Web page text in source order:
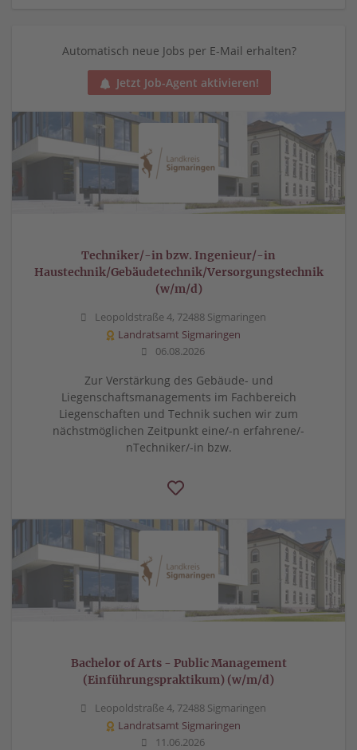
Automatisch neue Jobs per E-Mail erhalten?
Jetzt Job-Agent aktivieren!
Techniker/-in bzw. Ingenieur/-in
Haustechnik/Gebäudetechnik/Versorgungstechnik
(w/m/d)
Leopoldstraße 4, 72488 Sigmaringen
Landratsamt Sigmaringen
06.08.2026
Zur Verstärkung des Gebäude- und
Liegenschaftsmanagements im Fachbereich
Liegenschaften und Technik suchen wir zum
nächstmöglichen Zeitpunkt eine/-n erfahrene/-
nTechniker/-in bzw.
Bachelor of Arts - Public Management
(Einführungspraktikum) (w/m/d)
Leopoldstraße 4, 72488 Sigmaringen
Landratsamt Sigmaringen
11.06.2026